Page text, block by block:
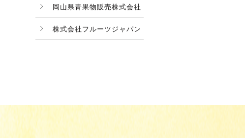
岡山県青果物販売株式会社
株式会社フルーツジャパン